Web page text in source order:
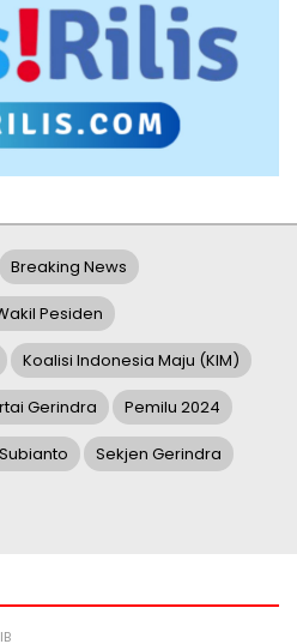
Breaking News
Pesiden
Koalisi Indonesia Maju (KIM)
Gerindra Pemilu 2024
Sekjen Gerindra